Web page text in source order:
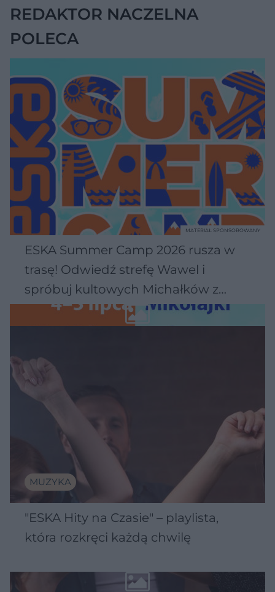
REDAKTOR NACZELNA
POLECA
ESKA Summer Camp 2026 rusza w
trasę! Odwiedź strefę Wawel i
spróbuj kultowych Michałków z
Wawelu
MATERIAŁ SPONSOROWANY
MUZYKA
"ESKA Hity na Czasie" – playlista,
która rozkręci każdą chwilę